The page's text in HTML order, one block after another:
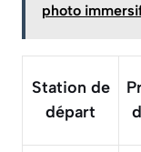
photo
Station de
départ